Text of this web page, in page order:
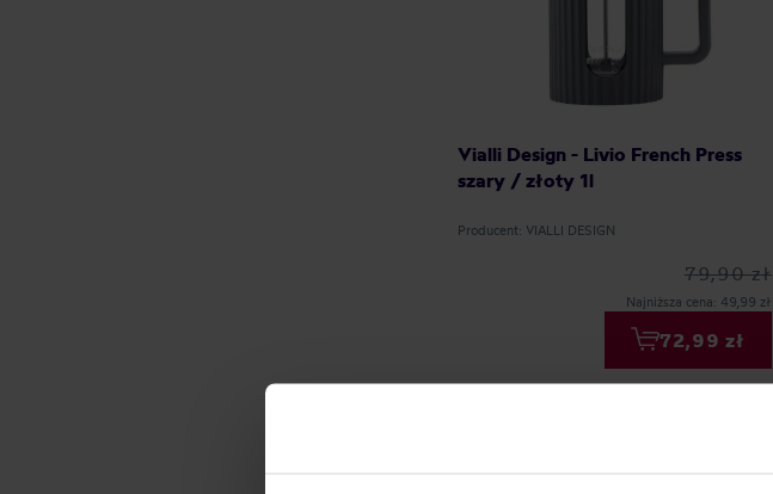
Vialli Design - Livio French Press
szary / złoty 1l
Producent: VIALLI DESIGN
79,90 zł
Najniższa cena: 49,99 zł
72,99 zł